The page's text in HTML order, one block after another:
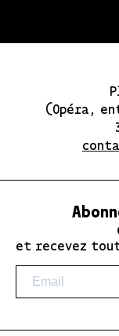
(Opéra,
et recevez